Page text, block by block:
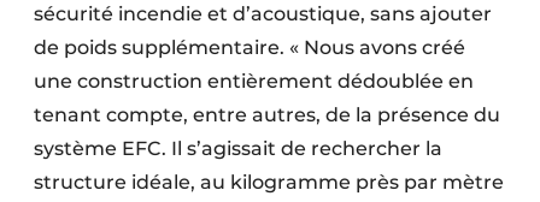
sécurité incendie et d’acoustique, sans ajouter
de poids supplémentaire. « Nous avons créé
une construction entièrement dédoublée en
tenant compte, entre autres, de la présence du
système EFC. Il s’agissait de rechercher la
structure idéale, au kilogramme près par mètre